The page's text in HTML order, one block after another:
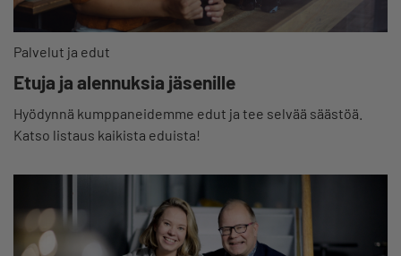
Palvelut ja edut
Etuja ja alennuksia jäsenille
Hyödynnä kumppaneidemme edut ja tee selvää säästöä.
Katso listaus kaikista eduista!